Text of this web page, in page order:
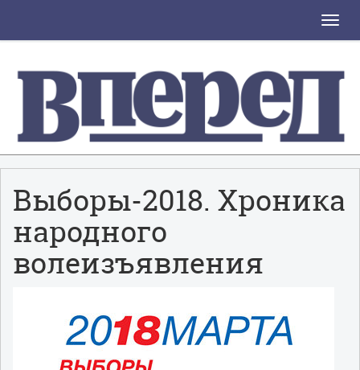
Toggle
Выборы-2018. Хроника
народного
волеизъявления